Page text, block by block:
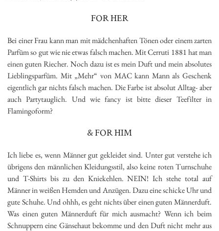
FOR HER
Bei einer Frau kann man mit mädchenhaften Tönen oder einem zarten
Parfüm so gut wie nie etwas falsch machen. Mit Cerruti 1881 hat man
einen guten Riecher. Noch dazu ist es mein Duft und mein absolutes
Lieblingsparfüm. Mit „Mehr“ von MAC kann Mann als Geschenk
eigentlich gar nichts falsch machen. Die Farbe ist absolut Alltag- aber
auch Partytauglich. Und wie fancy ist bitte dieser Teefilter in
Flamingoform?
& FOR HIM
Ich liebe es, wenn Männer gut gekleidet sind. Unter gut verstehe ich
übrigens den männlichen Kleidungsstil, also keine roten Turnschuhe
und T-Shirts bis zu den Kniekehlen. NEIN! Ich stehe total auf
Männer in weißen Hemden und Anzügen. Dazu eine schicke Uhr und
gute Schuhe. Und ohhh, es geht nichts über einen guten Männerduft.
Was einen guten Männerduft für mich ausmacht? Wenn ich beim
Schnuppern eine Gänsehaut bekomme und den Duft nicht mehr aus